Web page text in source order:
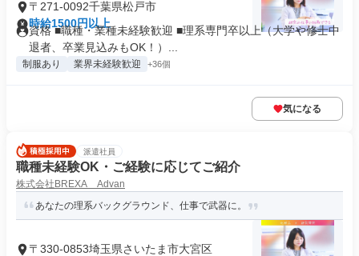
〒271-0092千葉県松戸市
時給1500円以上
資格 ■職種・業種未経験歓迎 ■理系専門卒以上（大学や修士中
退者、卒業見込みもOK！）...
制服あり 業界未経験歓迎 +36個
気になる
派遣社員
職種未経験OK・ご経験に応じてご紹介
株式会社BREXA Advan
あなたの理系バックグラウンド、仕事で武器に。
〒330-0853埼玉県さいたま市大宮区